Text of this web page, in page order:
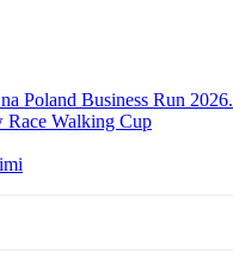
Poland Business Run 2026.
Race Walking Cup